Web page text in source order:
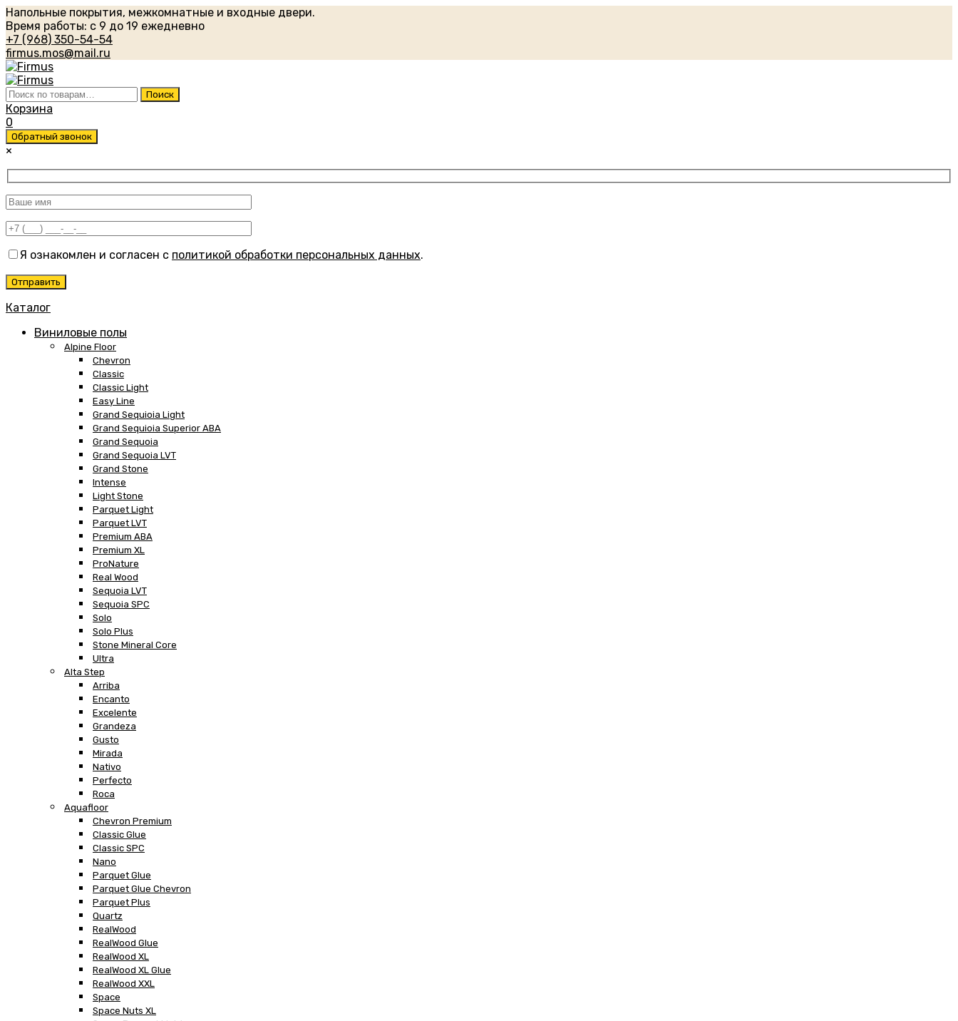
Напольные покрытия, межкомнатные и входные двери.
Время работы: с 9 до 19 ежедневно
+7 (968) 350-54-54
firmus.mos@mail.ru
Искать: Поиск
Корзина
0
Обратный звонок
×
Я ознакомлен и согласен с политикой обработки персональных данных.
Каталог
Виниловые полы
Alpine Floor
Chevron
Classic
Classic Light
Easy Line
Grand Sequioia Light
Grand Sequioia Superior ABA
Grand Sequoia
Grand Sequoia LVT
Grand Stone
Intense
Light Stone
Parquet Light
Parquet LVT
Premium ABA
Premium XL
ProNature
Real Wood
Sequoia LVT
Sequoia SPC
Solo
Solo Plus
Stone Mineral Core
Ultra
Alta Step
Arriba
Encanto
Excelente
Grandeza
Gusto
Mirada
Nativo
Perfecto
Roca
Aquafloor
Chevron Premium
Classic Glue
Classic SPC
Nano
Parquet Glue
Parquet Glue Chevron
Parquet Plus
Quartz
RealWood
RealWood Glue
RealWood XL
RealWood XL Glue
RealWood XXL
Space
Space Nuts XL